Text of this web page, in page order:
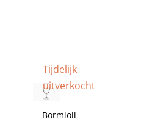
Tijdelijk
uitverkocht
Bormioli